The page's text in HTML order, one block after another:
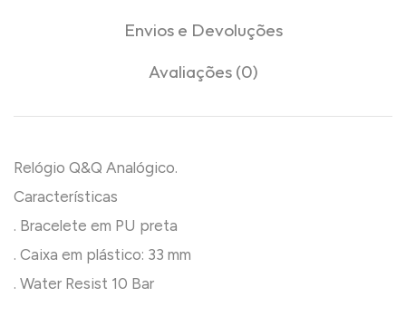
Envios e Devoluções
Avaliações (0)
Relógio Q&Q Analógico.
Características
. Bracelete em PU preta
. Caixa em plástico: 33 mm
. Water Resist 10 Bar